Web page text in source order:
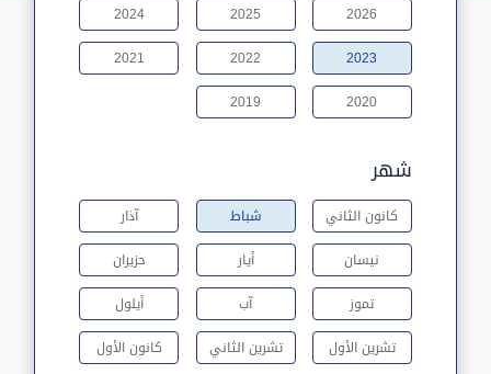
2026
2025
2024
2023
2022
2021
2020
2019
شهر
كانون الثاني شباط
آذار
نيسان
أيار
حزيران
تموز
آب
أيلول
تشرين الأول
تشرين الثاني كانون الأول